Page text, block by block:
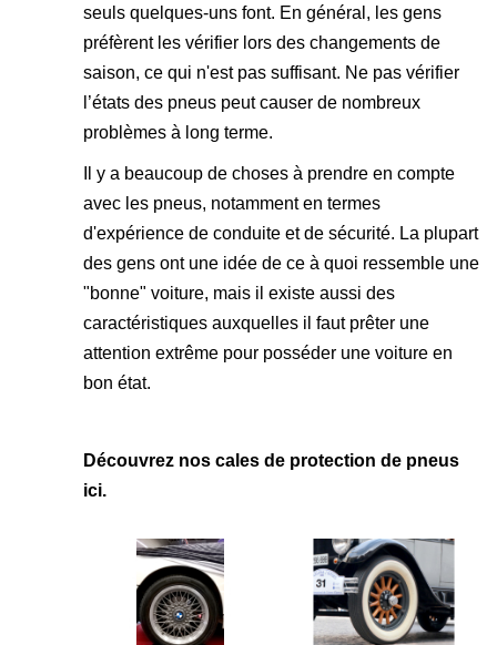
seuls quelques-uns font. En général, les gens
préfèrent les vérifier lors des changements de
saison, ce qui n'est pas suffisant. Ne pas vérifier
l’états des pneus peut causer de nombreux
problèmes à long terme.
Il y a beaucoup de choses à prendre en compte
avec les pneus, notamment en termes
d'expérience de conduite et de sécurité. La plupart
des gens ont une idée de ce à quoi ressemble une
"bonne" voiture, mais il existe aussi des
caractéristiques auxquelles il faut prêter une
attention extrême pour posséder une voiture en
bon état.
Découvrez nos cales de protection de pneus
ici.